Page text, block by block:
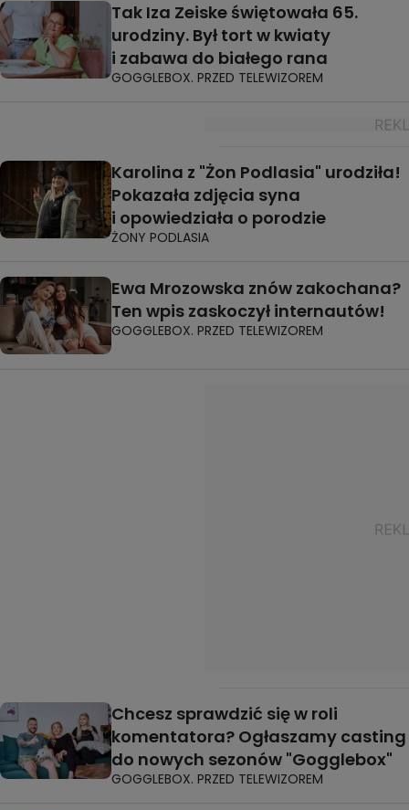
Tak Iza Zeiske świętowała 65.
urodziny. Był tort w kwiaty
i zabawa do białego rana
GOGGLEBOX. PRZED TELEWIZOREM
Karolina z "Żon Podlasia" urodziła!
Pokazała zdjęcia syna
i opowiedziała o porodzie
ŻONY PODLASIA
Ewa Mrozowska znów zakochana?
Ten wpis zaskoczył internautów!
GOGGLEBOX. PRZED TELEWIZOREM
Chcesz sprawdzić się w roli
komentatora? Ogłaszamy casting
do nowych sezonów "Gogglebox"
GOGGLEBOX. PRZED TELEWIZOREM